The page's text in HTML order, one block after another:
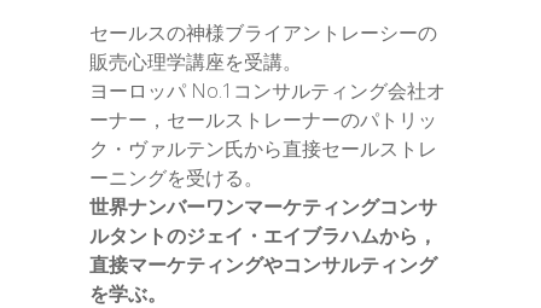
セールスの神様ブライアントレーシーの
販売心理学講座を受講。
ヨーロッパ No.1コンサルティング会社オ
ーナー，セールストレーナーのパトリッ
ク・ヴァルテン氏から直接セールストレ
ーニングを受ける。
世界ナンバーワンマーケティングコンサ
ルタントのジェイ・エイブラハムから，
直接マーケティングやコンサルティング
を学ぶ。